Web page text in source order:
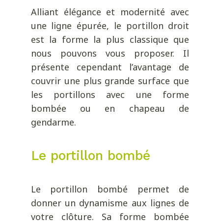
Alliant élégance et modernité avec
une ligne épurée, le portillon droit
est la forme la plus classique que
nous pouvons vous proposer. Il
présente cependant l’avantage de
couvrir une plus grande surface que
les portillons avec une forme
bombée ou en chapeau de
gendarme.
Le portillon bombé
Le
portillon bombé permet de
donner un dynamisme aux lignes de
votre clôture. Sa forme bombée